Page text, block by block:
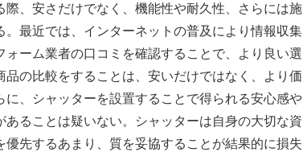
、安さだけでなく、機能性や耐久性、さらには施
最近では、インターネットの普及により情報収集
ーム業者の口コミを確認することで、より良い選
の比較をすることは、安いだけではなく、より価
、シャッターを設置することで得られる安心感や
ることは疑いない。シャッターは自身の大切な資
先するあまり、質を妥協することが結果的に損失